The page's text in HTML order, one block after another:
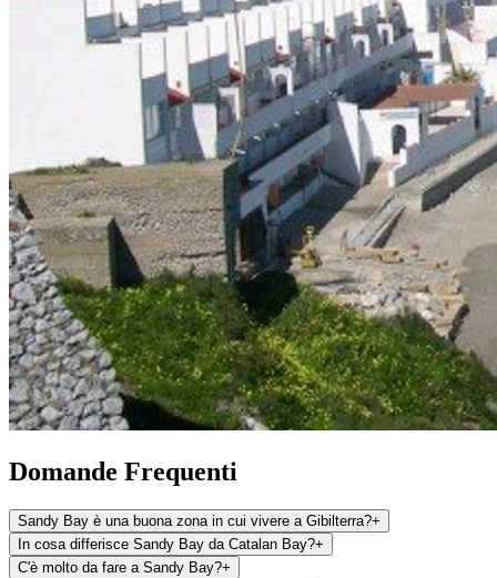
Domande Frequenti
Sandy Bay è una buona zona in cui vivere a Gibilterra?+
In cosa differisce Sandy Bay da Catalan Bay?+
C'è molto da fare a Sandy Bay?+